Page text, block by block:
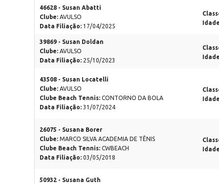
46628 - Susan Abatti
Clube: AVULSO
Data Filiação: 17/04/2025
39869 - Susan Doldan
Clube: AVULSO
Data Filiação: 25/10/2023
43508 - Susan Locatelli
Clube: AVULSO
Clube Beach Tennis: CONTORNO DA BOLA
Data Filiação: 31/07/2024
26075 - Susana Borer
Clube: MARCO SILVA ACADEMIA DE TÊNIS
Clube Beach Tennis: CWBEACH
Data Filiação: 03/05/2018
50932 - Susana Guth